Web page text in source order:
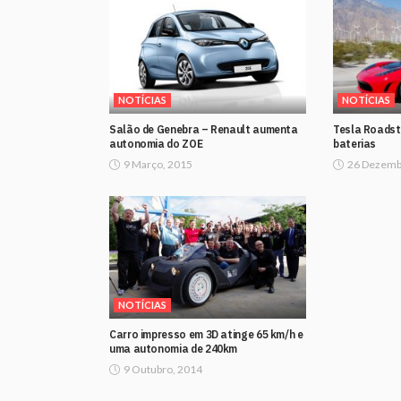
NOTÍCIAS
Salão de Genebra – Renault aumenta
autonomia do ZOE
9 Março, 2015
NOTÍCIAS
Tesla
baterias
26
NOTÍCIAS
Carro impresso em 3D atinge 65 km/h e
uma autonomia de 240km
9 Outubro, 2014